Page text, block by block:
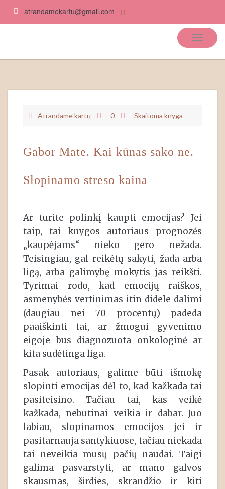
atrandamekartu@gmail.com
Atrandame kartu 0 Skaitoma knyga
Gabor Mate. Kai kūnas sako ne.
Slopinamo streso kaina
Ar turite polinkį kaupti emocijas? Jei
taip, tai knygos autoriaus prognozės
„kaupėjams“ nieko gero nežada.
Teisingiau, gal reikėtų sakyti, žada arba
ligą, arba galimybę mokytis jas reikšti.
Tyrimai rodo, kad emocijų raiškos,
asmenybės vertinimas itin didele dalimi
(daugiau nei 70 procentų) padeda
paaiškinti tai, ar žmogui gyvenimo
eigoje bus diagnozuota onkologinė ar
kita sudėtinga liga.
Pasak autoriaus, galime būti išmokę
slopinti emocijas dėl to, kad kažkada tai
pasiteisino. Tačiau tai, kas veikė
kažkada, nebūtinai veikia ir dabar. Juo
labiau, slopinamos emocijos jei ir
pasitarnauja santykiuose, tačiau niekada
tai neveikia mūsų pačių naudai. Taigi
galima pasvarstyti, ar mano galvos
skausmas, širdies, skrandžio ir kiti